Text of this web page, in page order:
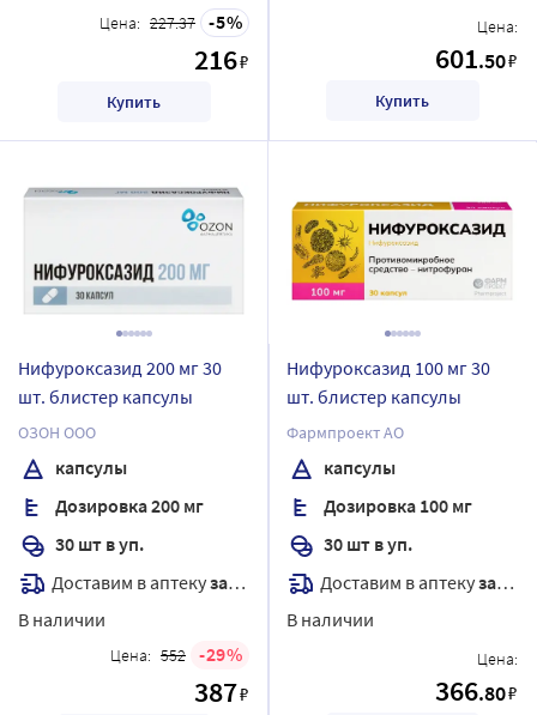
Цена: 227.37 5
216₽
Купить
Цена:
601.50₽
Купить
Нифуроксазид 200 мг 30
шт. блистер капсулы
ОЗОН ООО
капсулы
Дозировка 200 мг
30 шт в уп.
Доставим в аптекузавтра
В наличии
Цена: 552 29
387₽
Нифуроксазид 100 мг 30
шт. блистер капсулы
Фармпроект АО
капсулы
Дозировка 100 мг
30 шт в уп.
Доставим в аптекузавтра
В наличии
Цена:
366.80₽